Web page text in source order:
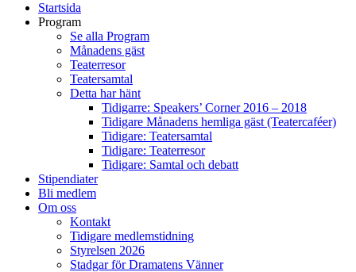
Startsida
Program
Se alla Program
Månadens gäst
Teaterresor
Teatersamtal
Detta har hänt
Tidigarre: Speakers’ Corner 2016 – 2018
Tidigare Månadens hemliga gäst (Teatercaféer)
Tidigare: Teatersamtal
Tidigare: Teaterresor
Tidigare: Samtal och debatt
Stipendiater
Bli medlem
Om oss
Kontakt
Tidigare medlemstidning
Styrelsen 2026
Stadgar för Dramatens Vänner